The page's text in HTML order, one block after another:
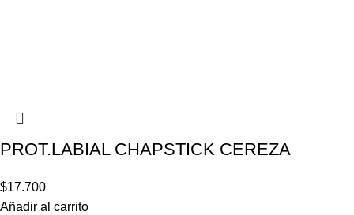
PROT.LABIAL CHAPSTICK CEREZA
$17.700
Añadir al carrito